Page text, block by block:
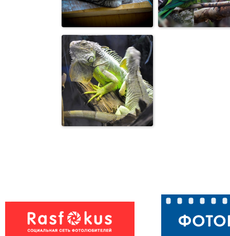
Абиссинец Бакс
внимательно
следит за ...
Игуана
Муркины сны..
Парочка